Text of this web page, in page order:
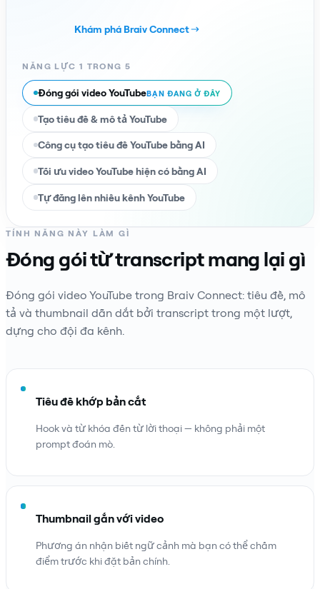
Khám phá Braiv Connect
NĂNG LỰC 1 TRONG 5
Đóng gói video YouTubeBẠN ĐANG Ở ĐÂY
Tạo tiêu đề & mô tả YouTube
Công cụ tạo tiêu đề YouTube bằng AI
Tối ưu video YouTube hiện có bằng AI
Tự đăng lên nhiều kênh YouTube
TÍNH NĂNG NÀY LÀM GÌ
Đóng gói từ transcript mang lại gì
Đóng gói video YouTube trong Braiv Connect: tiêu đề, mô
tả và thumbnail dẫn dắt bởi transcript trong một lượt,
dựng cho đội đa kênh.
Tiêu đề khớp bản cắt
Hook và từ khóa đến từ lời thoại — không phải một
prompt đoán mò.
Thumbnail gắn với video
Phương án nhận biết ngữ cảnh mà bạn có thể chấm
điểm trước khi đặt bản chính.